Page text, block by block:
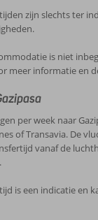
zijn slechts ter
is niet
meer informatie en
per week naar
of Transavia. De
vanaf de
is een indicatie en